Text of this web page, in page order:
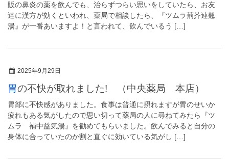
販の鼻炎の薬を飲んでも、治らずつらい思いをしていたら、お友
達に漢方が効くといわれ、薬局で相談したら、『ツムラ荊芥連翹
湯』が一番あいますよ！と言われて、飲んでいるう […]
2025年9月29日
胃の不快が取れました! （中央薬局 本店）
胃部に不快感がありました。食事は普通に摂れますが胃のせいか
疲れもある気がしたので思い切って薬局の人に尋ねてみたら『ツ
ムラ 補中益気湯』を勧めてもらいました。飲んでみると自分の
身体に合っていたのか割と直ぐに効いている気がし […]